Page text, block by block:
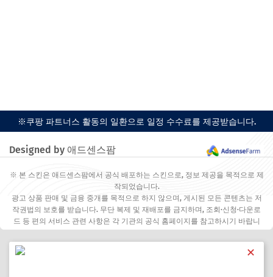
※쿠팡 파트너스 활동의 일환으로 일정 수수료를 제공받습니다.
Designed by 애드센스팜
※ 본 스킨은 애드센스팜에서 공식 배포하는 스킨으로, 정보 제공을 목적으로 제
작되었습니다.
광고 상품 판매 및 금융 중개를 목적으로 하지 않으며, 게시된 모든 콘텐츠는 저
작권법의 보호를 받습니다. 무단 복제 및 재배포를 금지하며, 조회·신청·다운로
드 등 편의 서비스 관련 사항은 각 기관의 공식 홈페이지를 참고하시기 바랍니
✕